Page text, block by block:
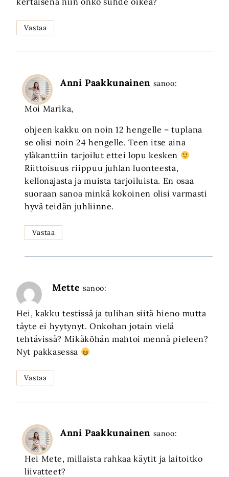
Vastaa
Anni Paakkunainen sanoo:
Moi Marika,
ohjeen kakku on noin 12 hengelle – tuplana
se olisi noin 24 hengelle. Teen itse aina
yläkanttiin tarjoilut ettei lopu kesken
Riittoisuus riippuu juhlan luonteesta,
kellonajasta ja muista tarjoiluista. En osaa
suoraan sanoa minkä kokoinen olisi varmasti
hyvä teidän juhliinne.
Vastaa
Mette sanoo:
Hei, kakku testissä ja tulihan siitä hieno mutta
täyte ei hyytynyt. Onkohan jotain vielä
tehtävissä? Mikäköhän mahtoi mennä pieleen?
Nyt pakkasessa
Vastaa
Anni Paakkunainen sanoo:
Hei Mete, millaista rahkaa käytit ja laitoitko
liivatteet?